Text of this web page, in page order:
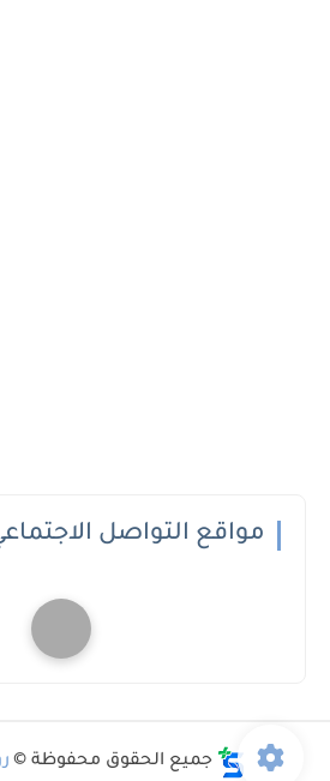
مواقع التواصل
جميع الحقوق محفوظة ©